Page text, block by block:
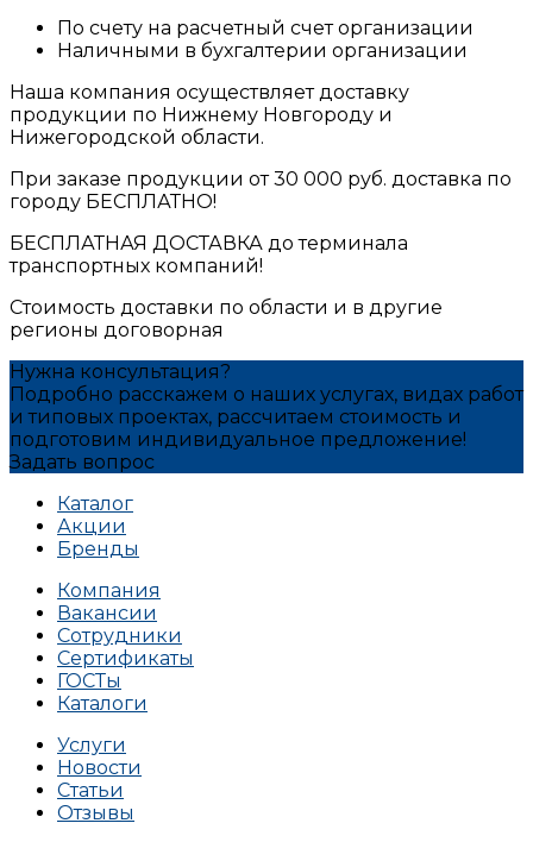
По счету на расчетный счет организации
Наличными в бухгалтерии организации
Наша компания осуществляет доставку
продукции по Нижнему Новгороду и
Нижегородской области.
При заказе продукции от 30 000 руб. доставка по
городу БЕСПЛАТНО!
БЕСПЛАТНАЯ ДОСТАВКА до терминала
транспортных компаний!
Стоимость доставки по области и в другие
регионы договорная
Нужна консультация?
Подробно расскажем о наших услугах, видах работ
и типовых проектах, рассчитаем стоимость и
подготовим индивидуальное предложение!
Задать вопрос
Каталог
Акции
Бренды
Компания
Вакансии
Сотрудники
Сертификаты
ГОСТы
Каталоги
Услуги
Новости
Статьи
Отзывы